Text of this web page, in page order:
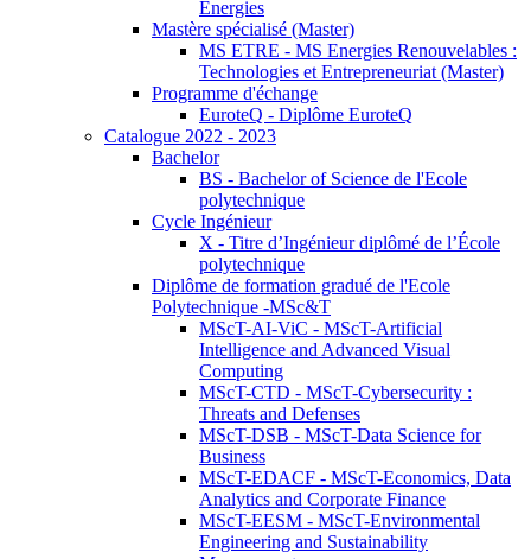
Energies
Mastère spécialisé (Master)
MS ETRE - MS Energies Renouvelables :
Technologies et Entrepreneuriat (Master)
Programme d'échange
EuroteQ - Diplôme EuroteQ
Catalogue 2022 - 2023
Bachelor
BS - Bachelor of Science de l'Ecole
polytechnique
Cycle Ingénieur
X - Titre d’Ingénieur diplômé de l’École
polytechnique
Diplôme de formation gradué de l'Ecole
Polytechnique -MSc&T
MScT-AI-ViC - MScT-Artificial
Intelligence and Advanced Visual
Computing
MScT-CTD - MScT-Cybersecurity :
Threats and Defenses
MScT-DSB - MScT-Data Science for
Business
MScT-EDACF - MScT-Economics, Data
Analytics and Corporate Finance
MScT-EESM - MScT-Environmental
Engineering and Sustainability